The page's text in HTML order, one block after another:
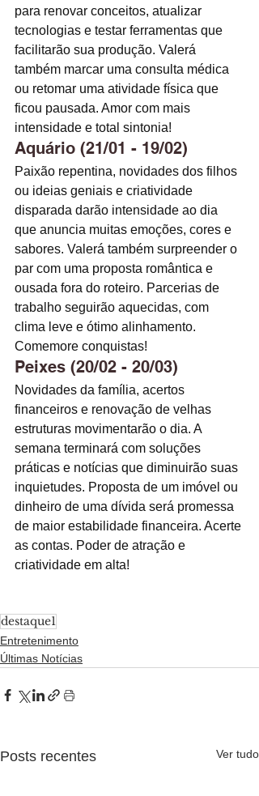
para renovar conceitos, atualizar
tecnologias e testar ferramentas que
facilitarão sua produção. Valerá
também marcar uma consulta médica
ou retomar uma atividade física que
ficou pausada. Amor com mais
intensidade e total sintonia!
Aquário (21/01 - 19/02)
Paixão repentina, novidades dos filhos
ou ideias geniais e criatividade
disparada darão intensidade ao dia
que anuncia muitas emoções, cores e
sabores. Valerá também surpreender o
par com uma proposta romântica e
ousada fora do roteiro. Parcerias de
trabalho seguirão aquecidas, com
clima leve e ótimo alinhamento.
Comemore conquistas!
Peixes (20/02 - 20/03)
Novidades da família, acertos
financeiros e renovação de velhas
estruturas movimentarão o dia. A
semana terminará com soluções
práticas e notícias que diminuirão suas
inquietudes. Proposta de um imóvel ou
dinheiro de uma dívida será promessa
de maior estabilidade financeira. Acerte
as contas. Poder de atração e
criatividade em alta!
destaque1
Entretenimento
Últimas Notícias
Posts recentes Ver tudo